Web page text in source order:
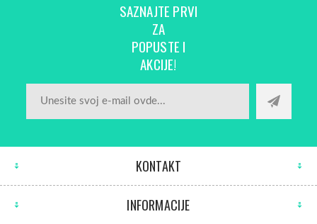
SAZNAJTE PRVI
ZA
POPUSTE I
AKCIJE!
KONTAKT
INFORMACIJE